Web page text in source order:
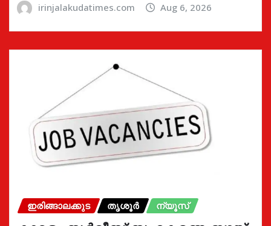
irinjalakudatimes.com Aug 6, 2026
ഇരിങ്ങാലക്കുട തൃശൂർ ന്യൂസ്